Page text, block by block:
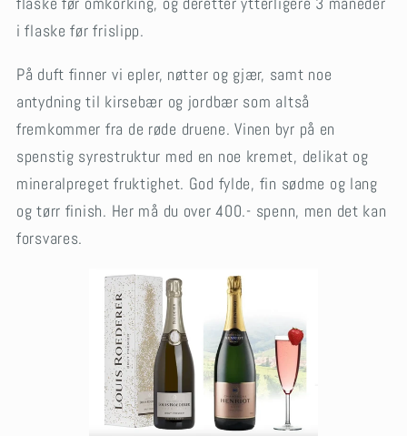
i flaske før frislipp.
På duft finner vi epler, nøtter og gjær, samt noe
antydning til kirsebær og jordbær som altså
fremkommer fra de røde druene. Vinen byr på en
spenstig syrestruktur med en noe kremet, delikat og
mineralpreget fruktighet. God fylde, fin sødme og lang
og tørr finish. Her må du over 400.- spenn, men det kan
forsvares.